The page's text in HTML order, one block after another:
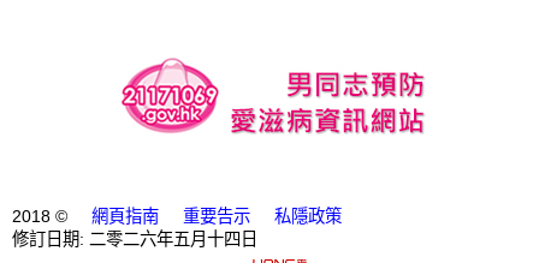
2018 © 網頁指南 重要告示
私隱政策
修訂日期: 二零二六年五月十四日